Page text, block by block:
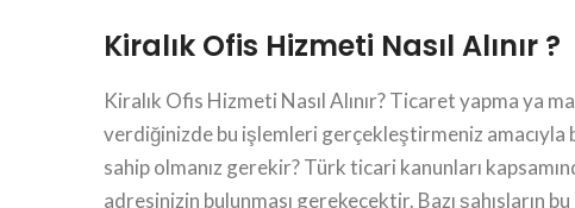
Kiralık Ofis Hizmeti Nasıl Alınır ?
Kiralık Ofis Hizmeti Nasıl Alınır? Ticaret yapma ya
verdiğinizde bu işlemleri gerçekleştirmeniz
sahip olmanız gerekir? Türk ticari kanunları
adresinizin bulunması gerekecektir. Bazı şahısların